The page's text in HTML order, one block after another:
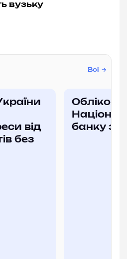
вузьку
Всі
від
без
Облікова
банку за